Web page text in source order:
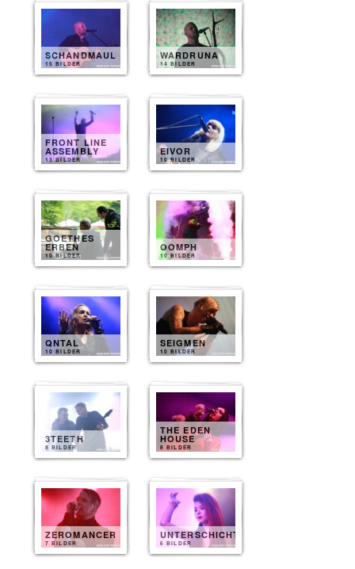
SCHANDMAUL
15 BILDER
WARDRUNA
14 BILDER
FRONT LINE
ASSEMBLY
13 BILDER
EIVOR
10 BILDER
GOETHES
ERBEN
10 BILDER
OOMPH
10 BILDER
QNTAL
10 BILDER
SEIGMEN
10 BILDER
3TEETH
8 BILDER
THE EDEN
HOUSE
8 BILDER
ZEROMANCER
7 BILDER
UNTERSCHICHT
6 BILDER